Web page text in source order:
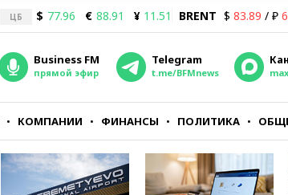
ЦБ $ 77.96 € 88.91 ¥ 11.51 BRENT $ 83.89 / ₽
Business FM
прямой эфир
Telegram
t.me/BFMnews
КОМПАНИИ ФИНАНСЫ ПОЛИТИКА